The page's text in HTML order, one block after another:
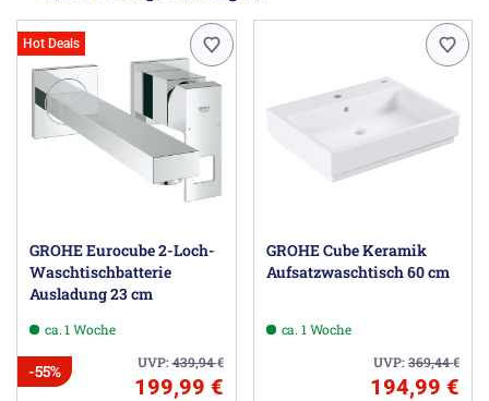
Hot Deals
GROHE Eurocube 2-Loch-
Waschtischbatterie
Ausladung 23 cm
ca. 1 Woche
UVP:439,94€
-55%
199,99 €
GROHE Cube Keramik
Aufsatzwaschtisch 60 cm
ca. 1 Woche
UVP:369,44€
194,99 €